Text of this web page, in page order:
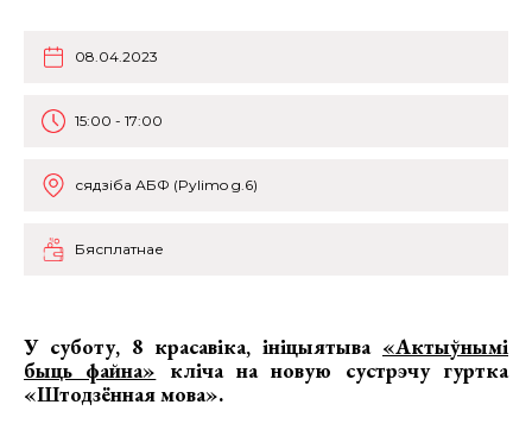
08.04.2023
15:00 - 17:00
сядзіба АБФ (Pylimo g.6)
Бясплатнае
У суботу, 8 красавіка, ініцыятыва «Актыўнымі
быць файна» кліча на новую сустрэчу гуртка
«Штодзённая мова».